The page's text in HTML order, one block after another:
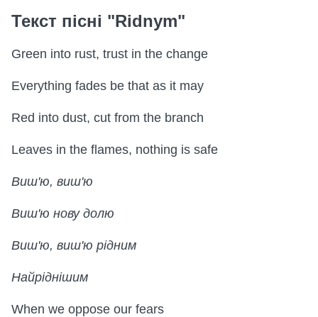
Текст пісні "Ridnym"
Green into rust, trust in the change
Everything fades be that as it may
Red into dust, cut from the branch
Leaves in the flames, nothing is safe
Виш'ю, виш'ю
Виш'ю нову долю
Виш'ю, виш'ю рідним
Найріднішим
When we oppose our fears